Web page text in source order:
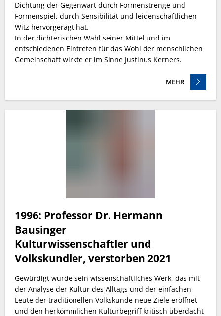
Dichtung der Gegenwart durch Formenstrenge und
Formenspiel, durch Sensibilität und leidenschaftlichen
Witz hervorgeragt hat.
In der dichterischen Wahl seiner Mittel und im
entschiedenen Eintreten für das Wohl der menschlichen
Gemeinschaft wirkte er im Sinne Justinus Kerners.
MEHR
1996: Professor Dr. Hermann
Bausinger
Kulturwissenschaftler und
Volkskundler, verstorben 2021
Gewürdigt wurde sein wissenschaftliches Werk, das mit
der Analyse der Kultur des Alltags und der einfachen
Leute der traditionellen Volkskunde neue Ziele eröffnet
und den herkömmlichen Kulturbegriff kritisch überdacht